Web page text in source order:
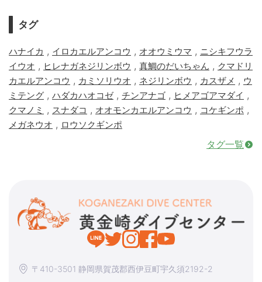
タグ
ハナイカ , イロカエルアンコウ , オオウミウマ , ニシキフウラ
イウオ , ヒレナガネジリンボウ , 真鯛のだいちゃん , クマドリ
カエルアンコウ , カミソリウオ , ネジリンボウ , カスザメ , ウ
ミテング , ハダカハオコゼ, チンアナゴ , ヒメアゴアマダイ ,
クマノミ , スナダコ , オオモンカエルアンコウ , コケギンポ ,
メガネウオ , ロウソクギンポ
タグ一覧
〒410-3501 静岡県賀茂郡西伊豆町宇久須2192-2